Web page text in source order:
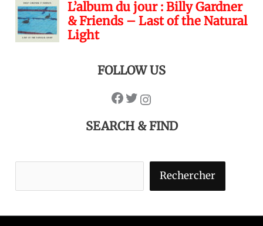
FOLLOW US
SEARCH & FIND
Rechercher